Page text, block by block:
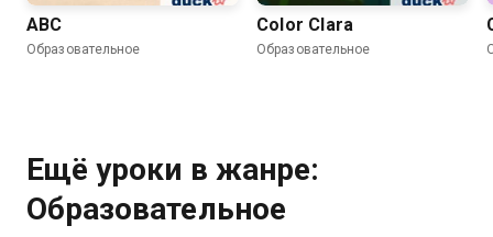
ABC
Образовательное
Color Clara
Образовательное
Ещё уроки в жанре:
Образовательное